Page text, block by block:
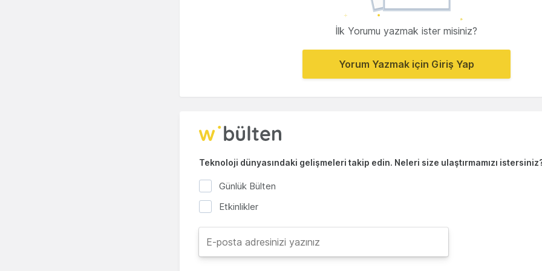
İlk Yorumu yazmak ister misiniz?
Yorum Yazmak için Giriş Yap
Teknoloji dünyasındaki gelişmeleri takip edin. Neleri size ulaştırmamızı
Günlük Bülten
Etkinlikler